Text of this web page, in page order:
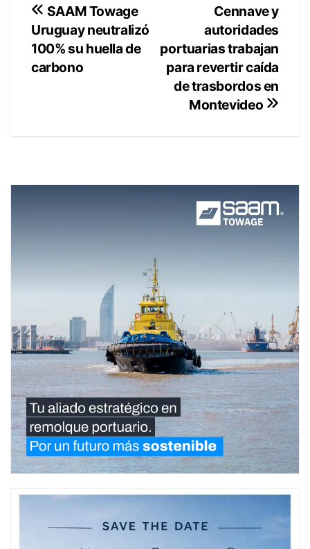
Navegación
de
entradas
Cennave y
autoridades
portuarias trabajan
para revertir caída
de trasbordos en
Montevideo
SAAM Towage
Uruguay neutralizó
100% su huella de
carbono